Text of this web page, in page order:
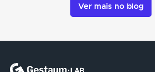
Ver mais no blog